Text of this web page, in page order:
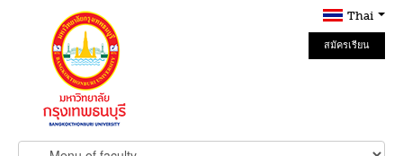
Thai
สมัครเรียน
Online